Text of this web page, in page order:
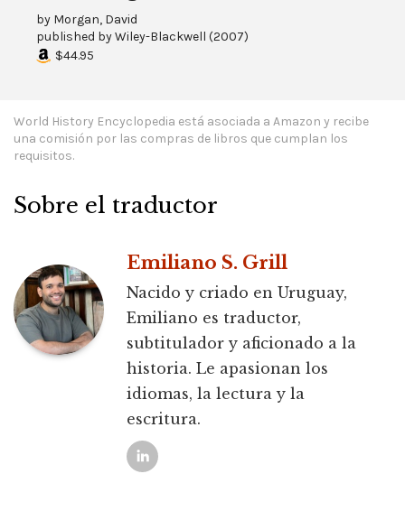
by Morgan, David
published byWiley-Blackwell (2007)
$44.95
World History Encyclopedia está asociada a Amazon y recibe
una comisión por las compras de libros que cumplan los
requisitos.
Sobre el traductor
Emiliano S. Grill
Nacido y criado en Uruguay,
Emiliano es traductor,
subtitulador y aficionado a la
historia. Le apasionan los
idiomas, la lectura y la
escritura.